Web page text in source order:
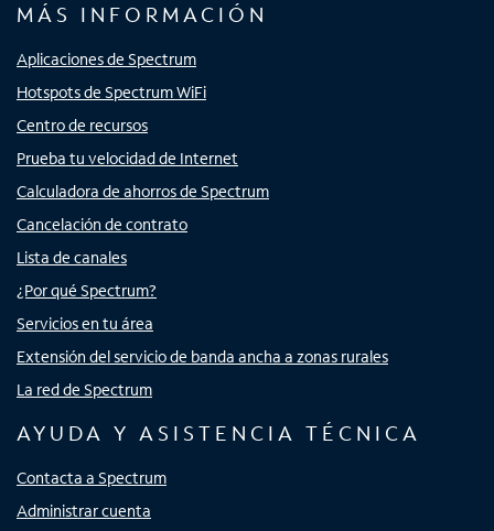
MÁS INFORMACIÓN
Aplicaciones de Spectrum
Hotspots de Spectrum WiFi
Centro de recursos
Prueba tu velocidad de Internet
Calculadora de ahorros de Spectrum
Cancelación de contrato
Lista de canales
¿Por qué Spectrum?
Servicios en tu área
Extensión del servicio de banda ancha a zonas rurales
La red de Spectrum
AYUDA Y ASISTENCIA TÉCNICA
Contacta a Spectrum
Administrar cuenta